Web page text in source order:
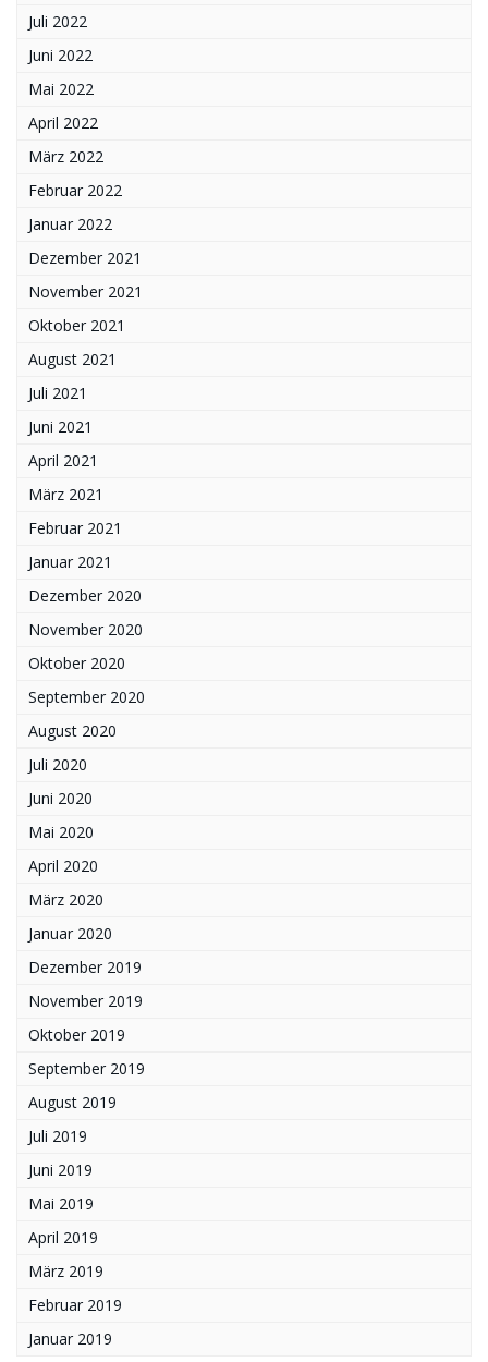
Juli 2022
Juni 2022
Mai 2022
April 2022
März 2022
Februar 2022
Januar 2022
Dezember 2021
November 2021
Oktober 2021
August 2021
Juli 2021
Juni 2021
April 2021
März 2021
Februar 2021
Januar 2021
Dezember 2020
November 2020
Oktober 2020
September 2020
August 2020
Juli 2020
Juni 2020
Mai 2020
April 2020
März 2020
Januar 2020
Dezember 2019
November 2019
Oktober 2019
September 2019
August 2019
Juli 2019
Juni 2019
Mai 2019
April 2019
März 2019
Februar 2019
Januar 2019